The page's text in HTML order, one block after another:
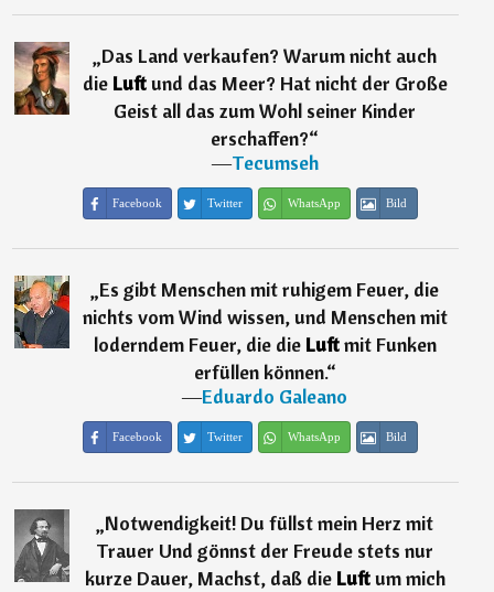
„Das Land verkaufen? Warum nicht auch
dieLuftund das Meer? Hat nicht der Große
Geist all das zum Wohl seiner Kinder
erschaffen?“
―Tecumseh
Facebook Twitter WhatsApp Bild
„Es gibt Menschen mit ruhigem Feuer, die
nichts vom Wind wissen, und Menschen mit
loderndem Feuer, die dieLuftmit Funken
erfüllen können.“
―Eduardo Galeano
Facebook Twitter WhatsApp Bild
„Notwendigkeit! Du füllst mein Herz mit
Trauer Und gönnst der Freude stets nur
kurze Dauer, Machst, daß dieLuftum mich